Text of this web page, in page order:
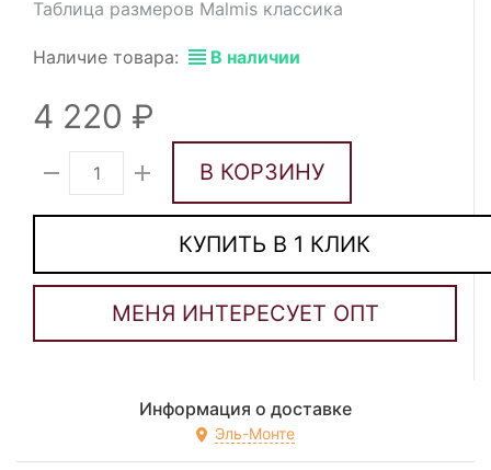
Таблица размеров Malmis классика
Наличие товара: В наличии
4 220
В КОРЗИНУ
КУПИТЬ В 1 КЛИК
Информация о доставке
Эль-Монте